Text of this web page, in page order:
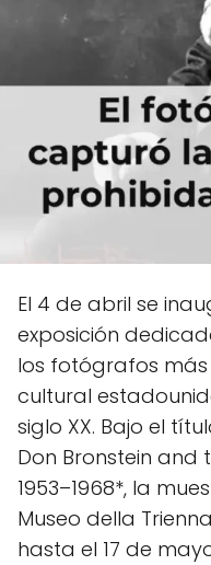
El 4 de abril se
exposición
los fotógrafos más
cultural
siglo XX. Bajo el
Don Bronstein and
1953–1968*, la
Museo della
hasta el 17 de